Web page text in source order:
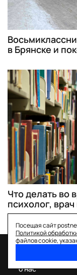
в Брянске и
Что делать во
психолог,
Посещая сайт
Политикой
файлов cookie,
о нас